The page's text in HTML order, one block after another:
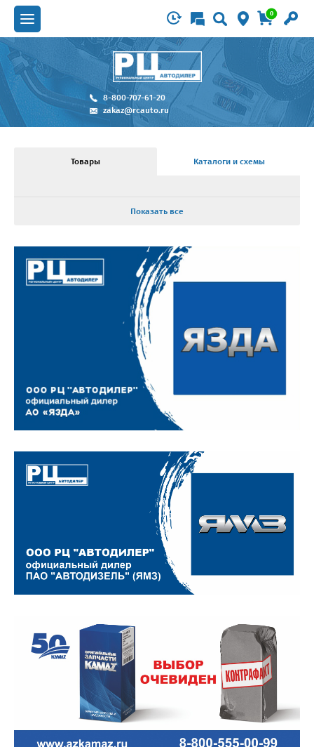
0
8-800-707-61-20
zakaz@rcauto.ru
Товары Каталоги и схемы
Показать все